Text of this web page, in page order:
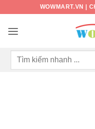
nội
WOWMART.VN |
Tìm